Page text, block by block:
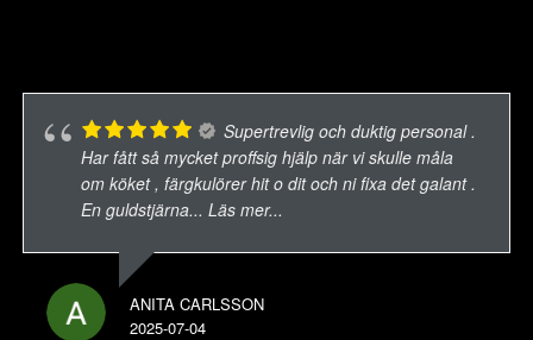
Supertrevlig och duktig personal .
Har fått så mycket proffsig hjälp när vi skulle måla
om köket , färgkulörer hit o dit och ni fixa det galant .
En guldstjärna... Läs mer...
ANITA CARLSSON
2025-07-04